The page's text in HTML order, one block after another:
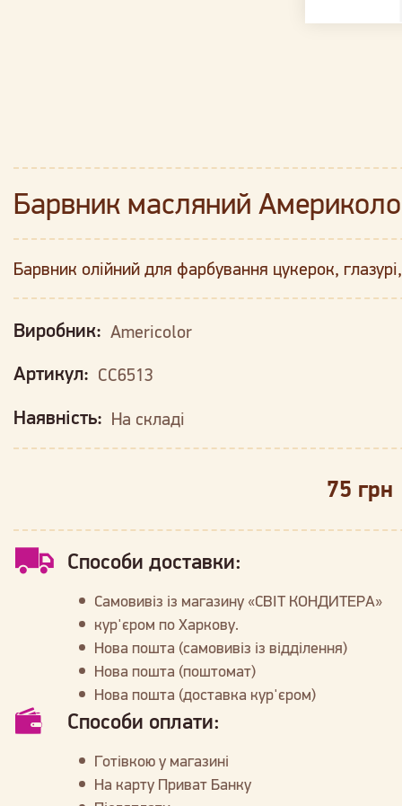
Барвник масляний
Барвник олійний для фарбування цукерок,
Виробник: Americolor
Артикул: CC6513
Наявність: На складі
75 грн
Способи доставки:
Самовивіз із магазину «СВІТ КОНДИТЕРА»
кур'єром по Харкову.
Нова пошта (самовивіз із відділення)
Нова пошта (поштомат)
Нова пошта (доставка кур'єром)
Способи оплати:
Готівкою у магазині
На карту Приват Банку